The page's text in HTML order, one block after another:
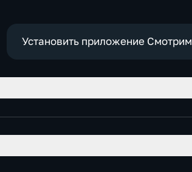
Установить приложение Смотрим